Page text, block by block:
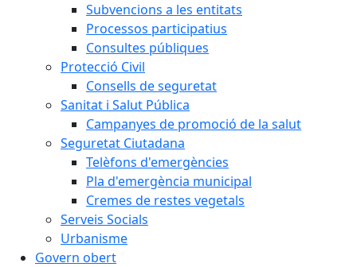
Subvencions a les entitats
Processos participatius
Consultes públiques
Protecció Civil
Consells de seguretat
Sanitat i Salut Pública
Campanyes de promoció de la salut
Seguretat Ciutadana
Telèfons d'emergències
Pla d'emergència municipal
Cremes de restes vegetals
Serveis Socials
Urbanisme
Govern obert